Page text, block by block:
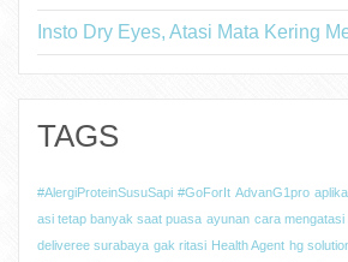
Insto Dry Eyes, Atasi Mata Kering
TAGS
#AlergiProteinSusuSapi #GoForIt AdvanG1pro
asi tetap banyak saat puasa ayunan cara mengatasi
deliveree surabaya gak ritasi Health Agent hg